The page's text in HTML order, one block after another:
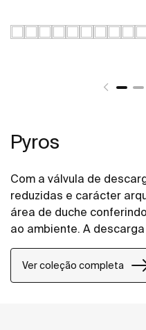
Pyros
Com a válvula de
reduzidas e carácter
área de duche
ao ambiente. A
declives progressivos
da água, evitando a sua
potencial transbordo.
Ver coleção completa